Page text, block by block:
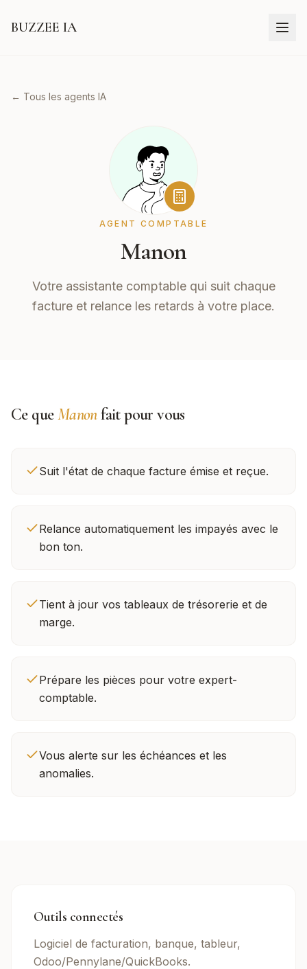
BUZZEE IA
← Tous les agents IA
AGENT COMPTABLE
Manon
Votre assistante comptable qui suit chaque
facture et relance les retards à votre place.
Ce queManonfait pour vous
Suit l'état de chaque facture émise et reçue.
Relance automatiquement les impayés avec le
bon ton.
Tient à jour vos tableaux de trésorerie et de
marge.
Prépare les pièces pour votre expert-
comptable.
Vous alerte sur les échéances et les
anomalies.
Outils connectés
Logiciel de facturation, banque, tableur,
Odoo/Pennylane/QuickBooks.